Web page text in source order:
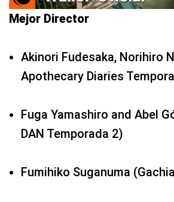
Mejor Director
Akinori Fudesaka, Norihiro
Apothecary Diaries
Fuga Yamashiro and Abel
DAN Temporada 2)
Fumihiko Suganuma